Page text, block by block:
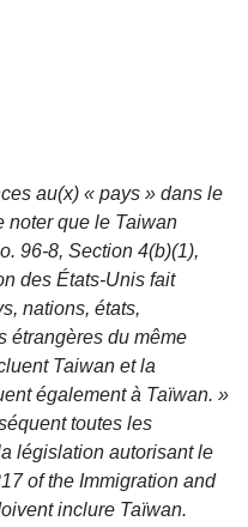
au(x) « pays » dans le
noter que le Taiwan
96-8, Section 4(b)(1),
des États-Unis fait
nations, états,
étrangères du même
Taiwan et la
également à Taïwan. »
toutes les
législation autorisant le
of the Immigration and
inclure Taïwan.